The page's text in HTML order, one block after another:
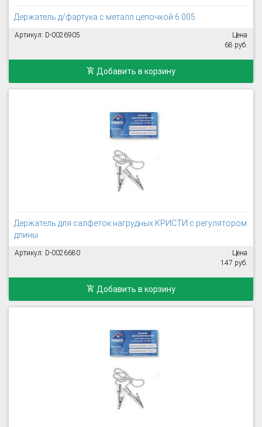
Держатель д/фартука с металл цепочкой 6.005
Артикул: D-0026905
Цена
68 руб.
Добавить в корзину
Держатель для салфеток нагрудных КРИСТИ с регулятором
длины
Артикул: D-0026680
Цена
147 руб.
Добавить в корзину